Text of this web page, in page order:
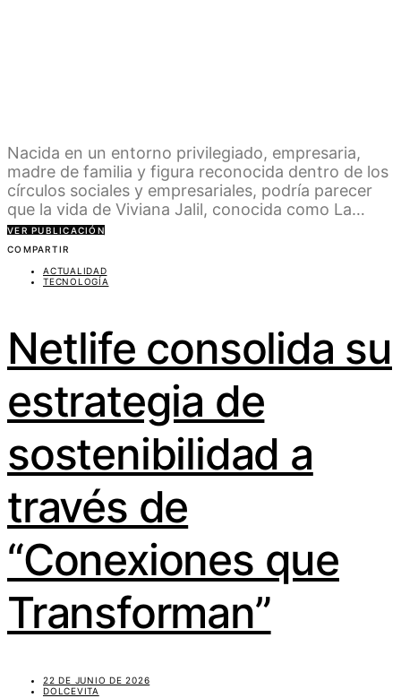
Nacida en un entorno privilegiado, empresaria,
madre de familia y figura reconocida dentro de los
círculos sociales y empresariales, podría parecer
que la vida de Viviana Jalil, conocida como La…
VER PUBLICACIÓN
COMPARTIR
ACTUALIDAD
TECNOLOGÍA
Netlife consolida su
estrategia de
sostenibilidad a
través de
“Conexiones que
Transforman”
22 DE JUNIO DE 2026
DOLCEVITA